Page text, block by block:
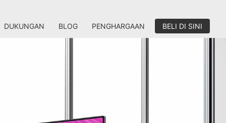
DUKUNGAN BLOG PENGHARGAAN BELI DI SINI